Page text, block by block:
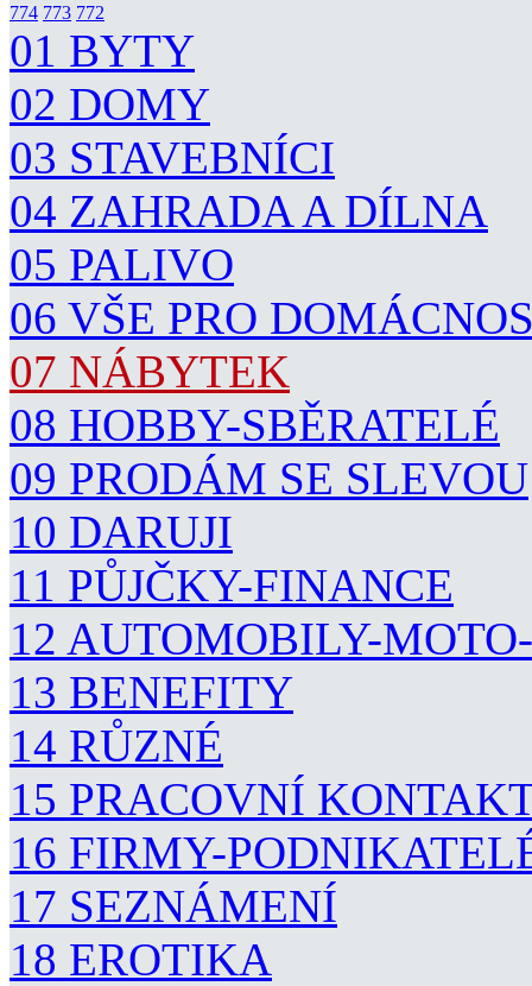
774 773 772
01 BYTY
02 DOMY
03 STAVEBNÍCI
04 ZAHRADA A DÍLNA
05 PALIVO
06 VŠE PRO
07 NÁBYTEK
08 HOBBY-SBĚRATELÉ
09 PRODÁM SE SLEVOU
10 DARUJI
11 PŮJČKY-FINANCE
12 AUTOMOBILY-
13 BENEFITY
14 RŮZNÉ
15 PRACOVNÍ
16 FIRMY-
17 SEZNÁMENÍ
18 EROTIKA